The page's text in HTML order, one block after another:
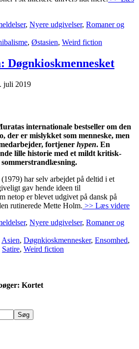
, Nyere udgivelser, Romaner og
, Østasien, Weird fiction
Døgnkioskmennesket
juli 2019
internationale bestseller om den
der er mislykket som menneske, men
fortjener hypen. En
lille historie med et mildt kritisk-
har selv arbejdet på deltid i et
gav hende ideen til
netop er blevet udgivet på dansk på
rutinerede Mette Holm. >> Læs videre
, Nyere udgivelser, Romaner og
Asien, Døgnkioskmennesker, Ensomhed,
Satire, Weird fiction
Kortet